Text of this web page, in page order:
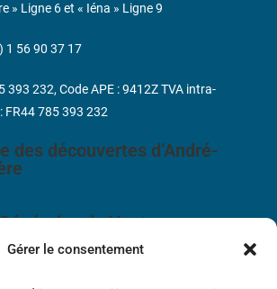
Gérer le consentement
des découvertes d’André-
de Vente
» Ligne 6 et « Iéna » Ligne 9
1 56 90 37 17
393 232, Code APE : 9412Z TVA intra-
785 393 232